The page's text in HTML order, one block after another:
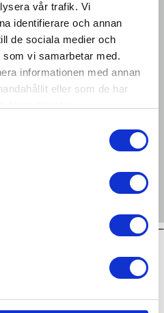
vår trafik. Vi
identifierare och annan
de sociala medier och
vi samarbetar med.
informationen med annan
eller som de har